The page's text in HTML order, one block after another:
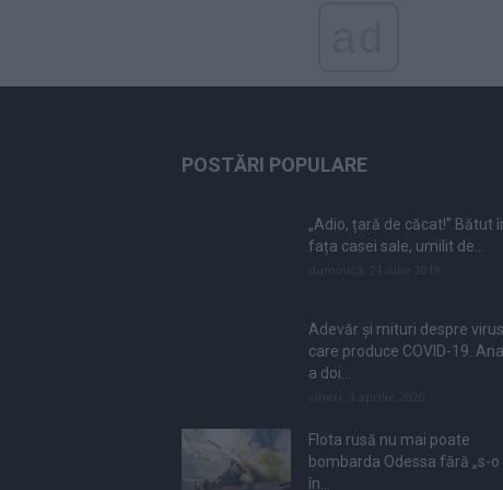
POSTĂRI POPULARE
„Adio, țară de căcat!” Bătut
fața casei sale, umilit de...
Adevăr și mituri despre
care produce COVID-19.
a doi...
Flota rusă nu mai poate
bombarda Odessa fără „s-o
în...